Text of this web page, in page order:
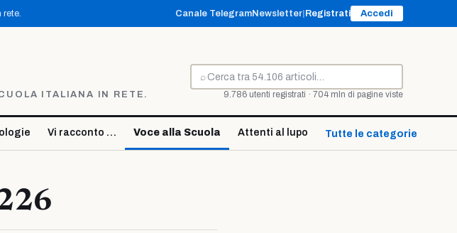
rete. Canale TelegramNewsletter Registrati Accedi
ITALIANA IN RETE.
⌕
Cerca
9.786 utenti registrati · 704 mln di pagine viste
Vi racconto … Voce alla Scuola Attenti al lupo Tutte le categorie ↓